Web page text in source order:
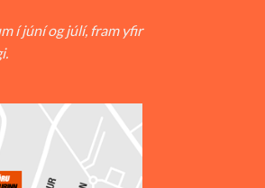
í júní og júlí, fram yfir